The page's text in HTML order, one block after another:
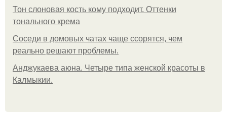
Тон слоновая кость кому подходит. Оттенки
тонального крема
Соседи в домовых чатах чаще ссорятся, чем
реально решают проблемы.
Анджукаева аюна. Четыре типа женской красоты в
Калмыкии.